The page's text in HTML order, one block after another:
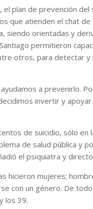
plan de prevención
que atienden el chat
siendo orientadas y
permitieron
otros, para detectar
a prevenirlo.
invertir y
de suicidio, sólo
de salud pública y
el psiquiatra y
hicieron mujeres;
con un género. De
los 39.